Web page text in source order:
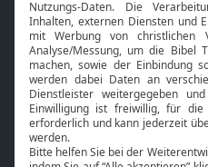
Bibel TV
Über uns